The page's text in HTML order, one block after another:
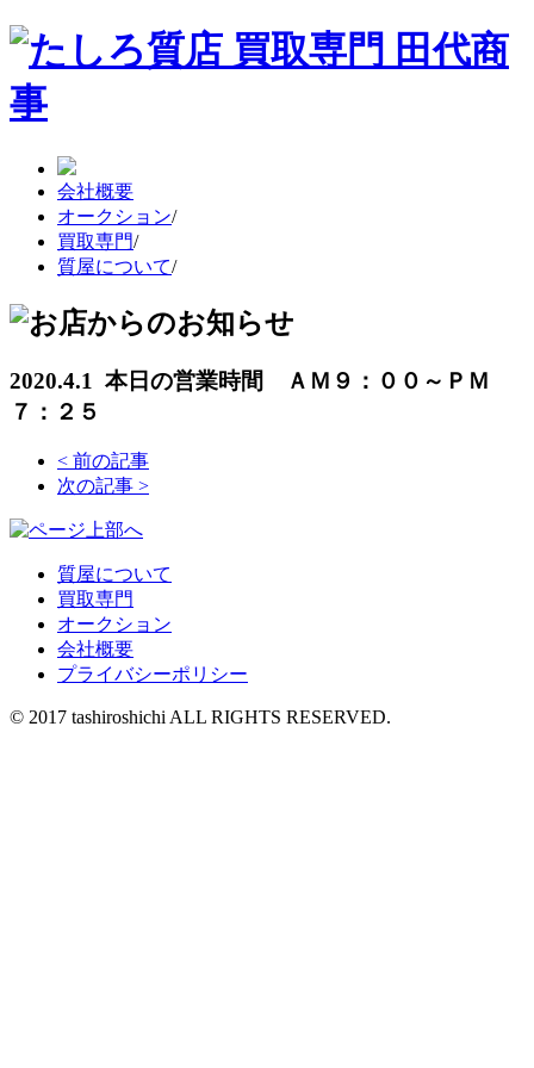
会社概要
オークション/
買取専門/
質屋について/
2020.4.1 本日の営業時間 ＡＭ９：００～ＰＭ
７：２５
< 前の記事
次の記事 >
質屋について
買取専門
オークション
会社概要
プライバシーポリシー
© 2017 tashiroshichi ALL RIGHTS RESERVED.